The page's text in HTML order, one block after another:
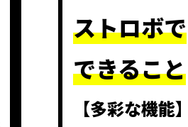
ストロボで
できること
【多彩な機能】